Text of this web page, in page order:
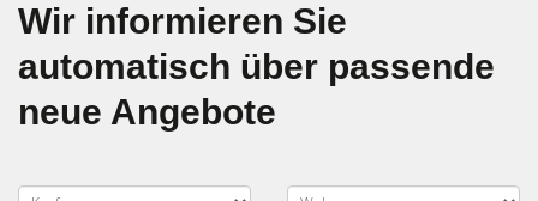
Wir informieren Sie
automatisch über passende
neue Angebote